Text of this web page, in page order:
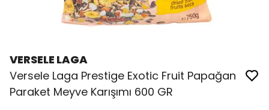
VERSELE LAGA
Versele Laga Prestige Exotic Fruit Papağan
Paraket Meyve Karışımı 600 GR